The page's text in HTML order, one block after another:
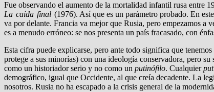
Fue observando el aumento de la mortalidad infantil rusa entre
La caída final (1976). Así que es un parámetro probado. En
va por delante. Francia va mejor que Rusia, pero empezamos a
es a menudo erróneo: se nos presenta un país fracasado, con
Esta cifra puede explicarse, pero ante todo significa que
protege a sus minorías) con una ideología conservadora, pero
como un historiador serio y no como un putinófilo. Cualquier
demográfico, igual que Occidente, al que creía decadente. La
nosotros. Rusia no ha escapado a la crisis general de la